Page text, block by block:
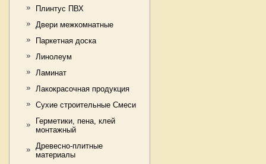
Плинтус ПВХ
Двери межкомнатные
Паркетная доска
Линолеум
Ламинат
Лакокрасочная продукция
Сухие cтроительные Смеси
Герметики, пена, клей
монтажный
Древесно-плитные
материалы